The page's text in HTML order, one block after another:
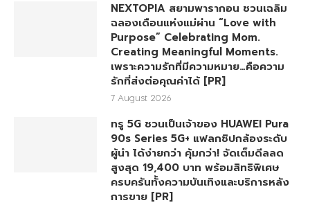
NEXTOPIA สยามพารากอน ชวนเฉลิม
ฉลองเดือนแห่งแม่ผ่าน “Love with
Purpose” Celebrating Mom.
Creating Meaningful Moments.
เพราะความรักที่มีความหมาย…คือความ
รักที่ส่งต่อคุณค่าได้ [PR]
7 August 2026
ทรู 5G ชวนเป็นเจ้าของ HUAWEI Pura
90s Series 5G+ แฟลกชิปกล้องระดับ
ผู้นำ ได้ง่ายกว่า คุ้มกว่า! จัดเต็มดีลลด
สูงสุด 19,400 บาท พร้อมสิทธิพิเศษ
ครบครันทั้งความบันเทิงและบริการหลัง
การขาย [PR]